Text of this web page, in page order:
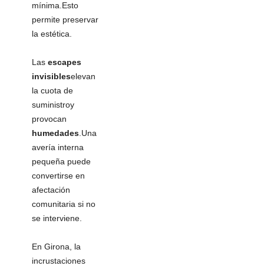
mínima.Esto
permite preservar
la estética.
Las escapes
invisibleselevan
la cuota de
suministroy
provocan
humedades .Una
avería interna
pequeña puede
convertirse en
afectación
comunitaria si no
se interviene.
En Girona, la
incrustaciones